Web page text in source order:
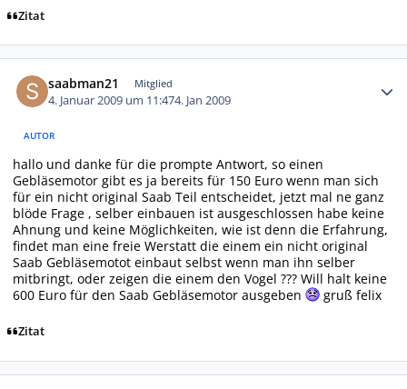
Zitat
saabman21 Mitglied
4. Januar 2009 um 11:474. Jan 2009
AUTOR
hallo und danke für die prompte Antwort, so einen
Gebläsemotor gibt es ja bereits für 150 Euro wenn man sich
für ein nicht original Saab Teil entscheidet, jetzt mal ne ganz
blöde Frage , selber einbauen ist ausgeschlossen habe keine
Ahnung und keine Möglichkeiten, wie ist denn die Erfahrung,
findet man eine freie Werstatt die einem ein nicht original
Saab Gebläsemotot einbaut selbst wenn man ihn selber
mitbringt, oder zeigen die einem den Vogel ??? Will halt keine
600 Euro für den Saab Gebläsemotor ausgeben
gruß felix
Zitat